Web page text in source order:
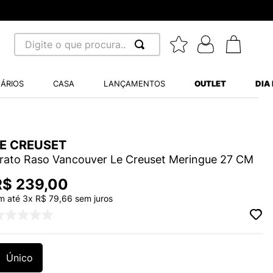
Digite o que procura...
CASA LANÇAMENTOS OUTLET DIA
CREUSET
Raso Vancouver Le Creuset Meringue 27 CM
239,00
até 3x R$ 79,66 sem juros
Único
BALANCE 530